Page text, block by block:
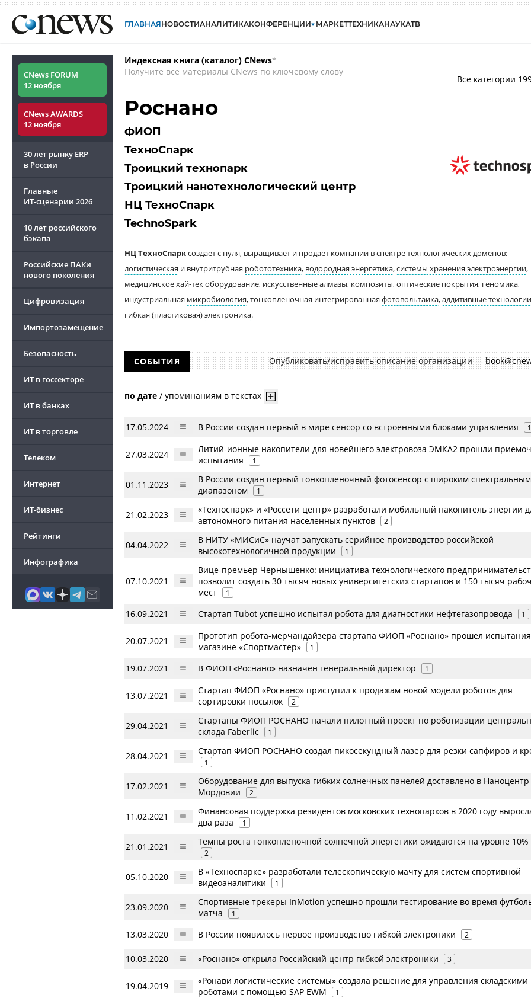
ГЛАВНАЯНОВОСТИАНАЛИТИКАКОНФЕРЕНЦИИ МАРКЕТТЕХНИКАНАУКАТВ
CNews FORUM
12 ноября
CNews AWARDS
12 ноября
30 лет рынку ERP
в России
Главные
ИТ-сценарии 2026
10 лет российского
бэкапа
Российские ПАКи
нового поколения
Цифровизация
Импортозамещение
Безопасность
ИТ в госсекторе
ИТ в банках
ИТ в торговле
Телеком
Интернет
ИТ-бизнес
Рейтинги
Инфографика
Индексная книга (каталог) CNews*
Получите все материалы CNews по ключевому слову
Все категории
Роснано
ФИОП
ТехноСпарк
Троицкий технопарк
Троицкий нанотехнологический центр
НЦ ТехноСпарк
TechnoSpark
НЦ ТехноСпарксоздаёт с нуля, выращивает и продаёт компании в спектре технологических доменов:
логистическая и внутритрубная робототехника, водородная энергетика,системы хранения электроэнергии,
медицинское хай-тек оборудование, искусственные алмазы, композиты, оптические покрытия, геномика,
индустриальная микробиология, тонкопленочная интегрированная фотовольтаика,аддитивные технологии
гибкая (пластиковая)электроника.
СОБЫТИЯ Опубликовать/исправить описание организации —
по дате / упоминаниям в текстах
17.05.2024 В России создан первый в мире сенсор со встроенными блоками управления 1
27.03.2024
Литий-ионные накопители для новейшего электровоза ЭМКА2 прошли
испытания
1
01.11.2023
В России создан первый тонкопленочный фотосенсор с широким спектральным
диапазоном
1
21.02.2023
«Техноспарк» и «Россети центр» разработали мобильный накопитель энергии
автономного питания населенных пунктов
2
04.04.2022
В НИТУ «МИСиС» научат запускать серийное производство российской
высокотехнологичной продукции
1
07.10.2021
Вице-премьер Чернышенко: инициатива технологического
позволит создать 30 тысяч новых университетских стартапов и 150 тысяч
мест
1
16.09.2021 Стартап Tubot успешно испытал робота для диагностики нефтегазопровода 1
20.07.2021
Прототип робота-мерчандайзера стартапа ФИОП «Роснано» прошел
магазине «Спортмастер»
1
19.07.2021 В ФИОП «Роснано» назначен генеральный директор 1
13.07.2021
Стартап ФИОП «Роснано» приступил к продажам новой модели роботов для
сортировки посылок
2
29.04.2021
Стартапы ФИОП РОСНАНО начали пилотный проект по роботизации
склада Faberlic
1
28.04.2021 Стартап ФИОП РОСНАНО создал пикосекундный лазер для резки сапфиров и
1
17.02.2021
Оборудование для выпуска гибких солнечных панелей доставлено в Наноцентр
Мордовии
2
11.02.2021
Финансовая поддержка резидентов московских технопарков в 2020 году
два раза
1
21.01.2021 Темпы роста тонкоплёночной солнечной энергетики ожидаются на уровне 10%
2
05.10.2020
В «Техноспарке» разработали телескопическую мачту для систем спортивной
видеоаналитики
1
23.09.2020
Спортивные трекеры InMotion успешно прошли тестирование во время
матча
1
13.03.2020 В России появилось первое производство гибкой электроники 2
10.03.2020 «Роснано» открыла Российский центр гибкой электроники 3
19.04.2019
«Ронави логистические системы» создала решение для управления складскими
роботами с помощью SAP EWM
1